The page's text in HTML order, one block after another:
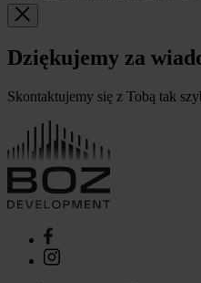
Dziękujemy za
Skontaktujemy się z Tobą tak